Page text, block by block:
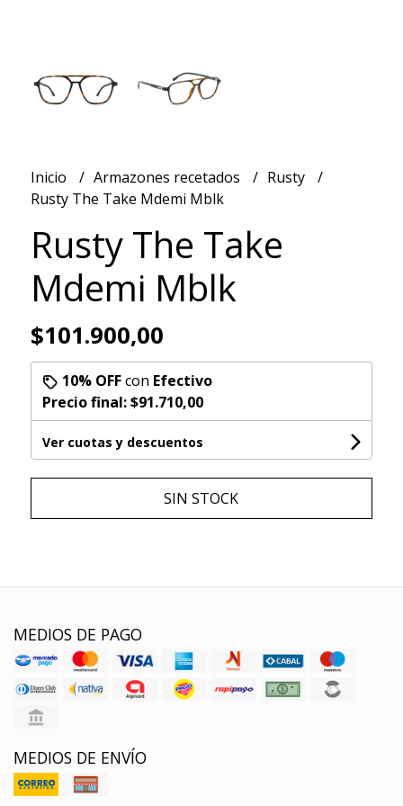
Inicio Armazones recetados
Rusty
Rusty The Take Mdemi Mblk
Rusty The Take
Mdemi Mblk
$101.900,00
10% OFFcon Efectivo
Precio final:$91.710,00
Ver cuotas y descuentos
SIN STOCK
MEDIOS DE PAGO
MEDIOS DE ENVÍO